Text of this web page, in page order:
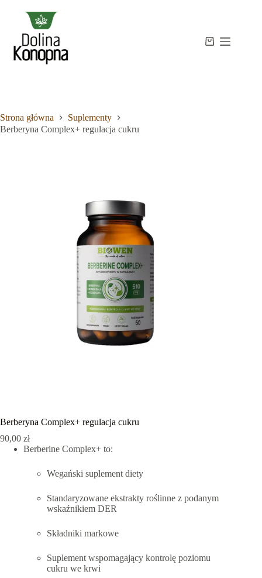
Brak
wyników
Strona
główna
Kontakt
Koszyk
Strona główna
Suplementy
Berberyna Complex+ regulacja cukru
Berberyna Complex+ regulacja cukru
90,00 zł
Berberine Complex+ to:
Wegański suplement diety
Standaryzowane ekstrakty roślinne z podanym
wskaźnikiem DER
Składniki markowe
Suplement wspomagający kontrolę poziomu
cukru we krwi